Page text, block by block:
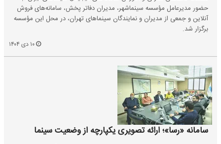
حضور مدیرعامل مؤسسه سینماشهر، مدیران دفاتر پخش، سامانه‌های فروش
آنلاین و جمعی از مدیران و نمایندگان سینماهای تهران، در محل این مؤسسه
برگزار شد.
سامانه «رسا»؛ ارائه تصویری یکپارچه از وضعیت سینما